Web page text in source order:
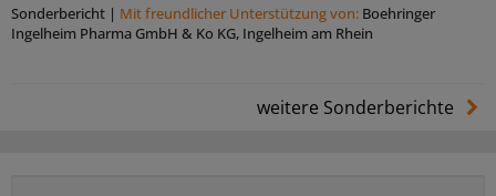
Sonderbericht | Mit freundlicher Unterstützung von: Boehringer
Ingelheim Pharma GmbH & Ko KG, Ingelheim am Rhein
weitere Sonderberichte